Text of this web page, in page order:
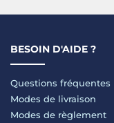
BESOIN D'AIDE ?
Questions fréquentes
Modes de livraison
Modes de règlement